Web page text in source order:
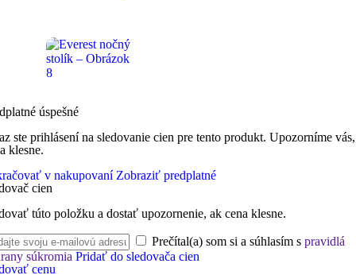
úspešné
ste prihlásení na sledovanie cien pre tento produkt. Upozorníme
klesne.
v nakupovaní Zobraziť predplatné
cien
túto položku a dostať upozornenie, ak cena klesne.
Prečítal(a) som si a súhlasím s pravidlá
súkromia Pridať do sledovača cien
cenu